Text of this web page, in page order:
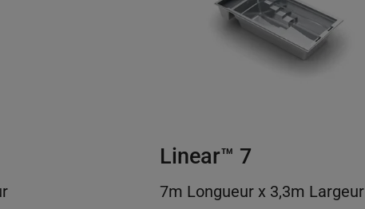
Linear™ 7
7m Longueur x 3,3m Largeur